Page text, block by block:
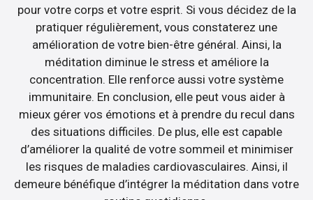
pour votre corps et votre esprit. Si vous décidez de la
pratiquer régulièrement, vous constaterez une
amélioration de votre bien-être général. Ainsi, la
méditation diminue le stress et améliore la
concentration. Elle renforce aussi votre système
immunitaire. En conclusion, elle peut vous aider à
mieux gérer vos émotions et à prendre du recul dans
des situations difficiles. De plus, elle est capable
d’améliorer la qualité de votre sommeil et minimiser
les risques de maladies cardiovasculaires. Ainsi, il
demeure bénéfique d’intégrer la méditation dans votre